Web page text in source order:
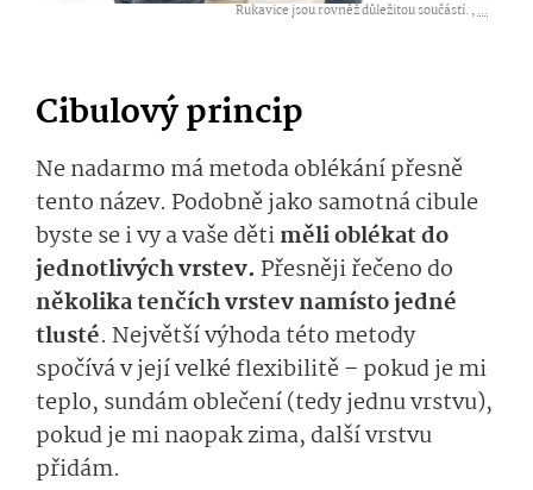
Rukavice jsou rovněž důležitou součástí. ,...
Cibulový princip
Ne nadarmo má metoda oblékání přesně
tento název. Podobně jako samotná cibule
byste se i vy a vaše dětiměli oblékat do
jednotlivých vrstev. Přesněji řečeno do
několika tenčích vrstev namísto jedné
tlusté. Největší výhoda této metody
spočívá v její velké flexibilitě – pokud je mi
teplo, sundám oblečení (tedy jednu vrstvu),
pokud je mi naopak zima, další vrstvu
přidám.